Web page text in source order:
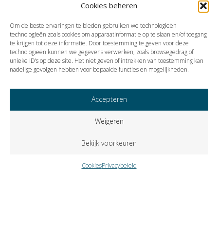
Cookies beheren
Om de beste ervaringen te bieden gebruiken we technologieën
technologieën zoals cookies om apparaatinformatie op te slaan en/of toegang
te krijgen tot deze informatie. Door toestemming te geven voor deze
technologieën kunnen we gegevens verwerken, zoals browsegedrag of
unieke ID’s op deze site. Het niet geven of intrekken van toestemming kan
nadelige gevolgen hebben voor bepaalde functies en mogelijkheden.
Accepteren
Weigeren
Bekijk voorkeuren
CookiesPrivacybeleid
Bron:Rechtbank Den Haag | jurisprudentie | ECLINLRBDHA20241255,
Vorige Volgende